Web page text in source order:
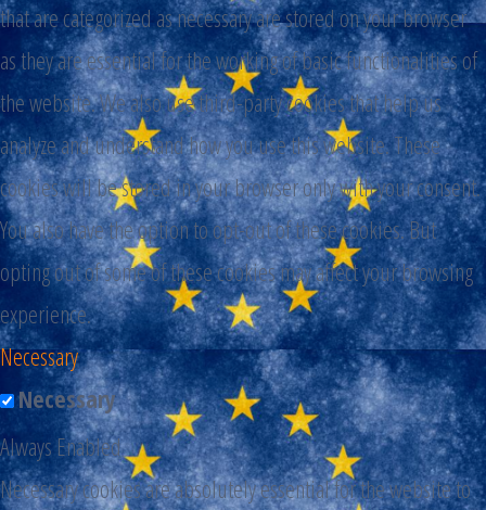
that are categorized as necessary are stored on your browser
as they are essential for the working of basic functionalities of
the website. We also use third-party cookies that help us
analyze and understand how you use this website. These
cookies will be stored in your browser only with your consent.
You also have the option to opt-out of these cookies. But
opting out of some of these cookies may affect your browsing
experience.
Necessary
Necessary
Always Enabled
Necessary cookies are absolutely essential for the website to